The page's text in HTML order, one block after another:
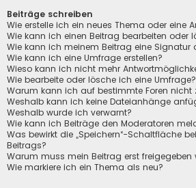
Beiträge schreiben
Wie erstelle ich ein neues Thema oder eine
Wie kann ich einen Beitrag bearbeiten oder
Wie kann ich meinem Beitrag eine Signatur
Wie kann ich eine Umfrage erstellen?
Wieso kann ich nicht mehr
Wie bearbeite oder lösche ich eine Umfrage?
Warum kann ich auf bestimmte Foren nicht
Weshalb kann ich keine Dateianhänge
Weshalb wurde ich verwarnt?
Wie kann ich Beiträge den Moderatoren
Was bewirkt die „Speichern“-Schaltfläche
Beitrags?
Warum muss mein Beitrag erst freigegeben
Wie markiere ich ein Thema als neu?